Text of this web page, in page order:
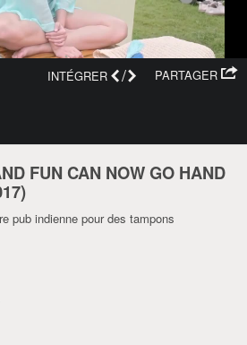
PARTAGER
INTÉGRER /
FUN CAN NOW GO HAND
)
pub indienne pour des tampons